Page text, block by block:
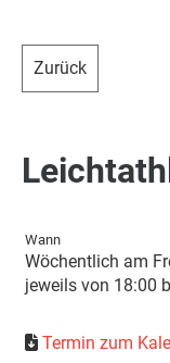
Zurück
Wann
Wöchentlich am
jeweils von 18:00
Termin zum